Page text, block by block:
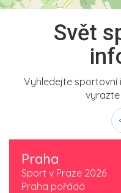
Svět
Vyhledejte sportovní
vyrazte
Praha
Sport v Praze 2026
Praha pořádá